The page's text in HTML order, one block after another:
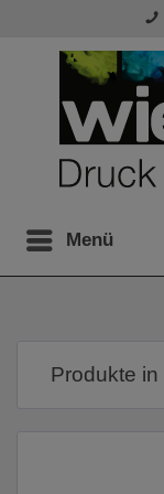
Menü
Produkte in